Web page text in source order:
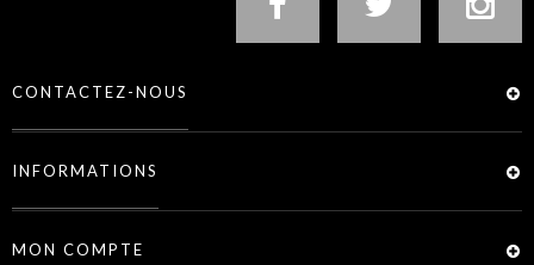
CONTACTEZ-NOUS
INFORMATIONS
MON COMPTE